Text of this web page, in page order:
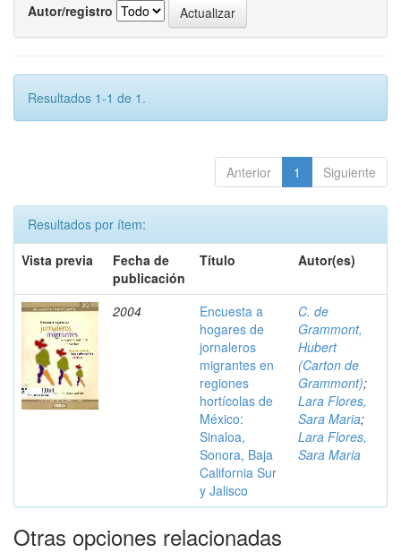
Autor/registro
Resultados 1-1 de 1.
Anterior 1 Siguiente
Resultados por ítem:
Vista previa
Fecha de
publicación
Título Autor(es)
2004
Encuesta a
hogares de
jornaleros
migrantes en
regiones
hortícolas de
México:
Sinaloa,
Sonora, Baja
California Sur
y Jalisco
C. de
Grammont,
Hubert
(Carton de
Grammont);
Lara Flores,
Sara Maria;
Lara Flores,
Sara Maria
Otras opciones relacionadas